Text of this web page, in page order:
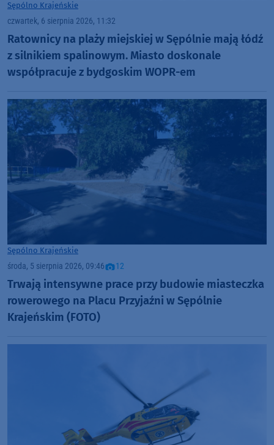
Sępólno Krajeńskie
czwartek, 6 sierpnia 2026, 11:32
Ratownicy na plaży miejskiej w Sępólnie mają łódź
z silnikiem spalinowym. Miasto doskonale
współpracuje z bydgoskim WOPR-em
Sępólno Krajeńskie
środa, 5 sierpnia 2026, 09:46 12
Trwają intensywne prace przy budowie miasteczka
rowerowego na Placu Przyjaźni w Sępólnie
Krajeńskim (FOTO)